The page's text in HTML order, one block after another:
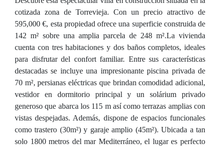
cotizada zona de Torrevieja. Con un precio atractivo de
595,000 €, esta propiedad ofrece una superficie construida de
142 m² sobre una amplia parcela de 248 m².La vivienda
cuenta con tres habitaciones y dos baños completos, ideales
para disfrutar del confort familiar. Entre sus características
destacadas se incluye una impresionante piscina privada de
70 m², persianas eléctricas que brindan comodidad adicional,
vestidor en dormitorio principal y un solárium privado
generoso que abarca los 115 m así como terrazas amplias con
vistas despejadas. Además, dispone de espacios funcionales
como trastero (30m²) y garaje amplio (45m²). Ubicada a tan
solo 1800 metros del mar Mediterráneo, el lugar es perfecto